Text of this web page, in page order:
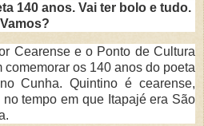
140 anos. Vai ter bolo e tudo.
Vamos?
Cearense e o Ponto de Cultura
comemorar os 140 anos do poeta
Cunha. Quintino é cearense,
tempo em que Itapajé era São